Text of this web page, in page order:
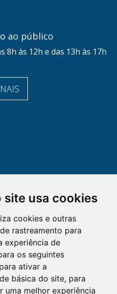
site usa cookies
cookies e outras
rastreamento para
experiência de
os seguintes
para ativar a
básica do site, para
uma melhor experiência
ao público
8h às 12h e das 13h às 17h